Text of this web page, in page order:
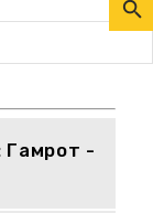
Гамрот -